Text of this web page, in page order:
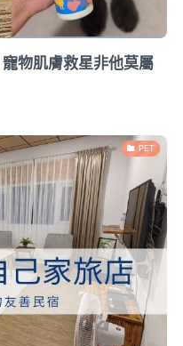
物肌膚救星非他莫屬
PET